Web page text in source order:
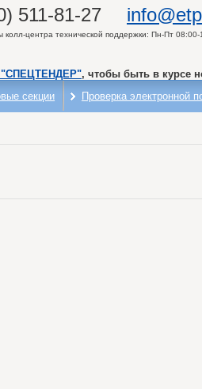
511-81-27
колл-центра технической поддержки: Пн-Пт
, чтобы быть в курсе
секции Проверка электронной